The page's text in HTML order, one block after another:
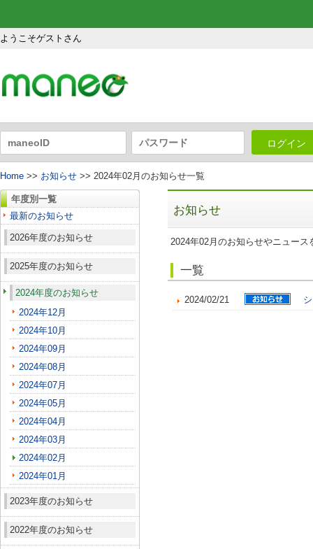
ようこそゲストさん
ログイン
Home >> お知らせ >> 2024年02月のお知らせ一覧
年度別一覧
最新のお知らせ
2026年度のお知らせ
2025年度のお知らせ
2024年度のお知らせ
2024年12月
2024年10月
2024年09月
2024年08月
2024年07月
2024年05月
2024年04月
2024年03月
2024年02月
2024年01月
2023年度のお知らせ
2022年度のお知らせ
お知らせ
2024年02月のお知らせやニュース
一覧
2024/02/21